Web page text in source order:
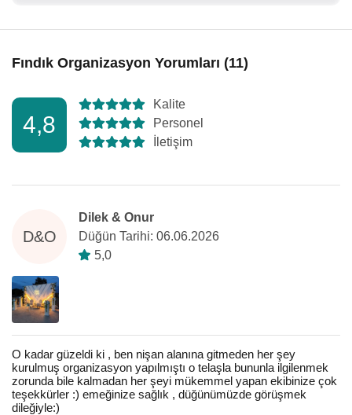
Fındık Organizasyon Yorumları (11)
4,8
Kalite
Personel
İletişim
D&O
Dilek & Onur
Düğün Tarihi: 06.06.2026
5,0
O kadar güzeldi ki , ben nişan alanına gitmeden her şey
kurulmuş organizasyon yapılmıştı o telaşla bununla ilgilenmek
zorunda bile kalmadan her şeyi mükemmel yapan ekibinize çok
teşekkürler :) emeğinize sağlık , düğünümüzde görüşmek
dileğiyle:)